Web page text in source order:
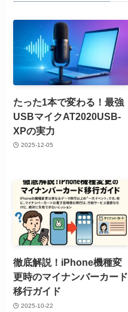
たった1本で変わる！最強
USBマイクAT2020USB-
XPの実力
2025-12-05
徹底解説！iPhone機種変
更時のマイナンバーカード
移行ガイド
2025-10-22